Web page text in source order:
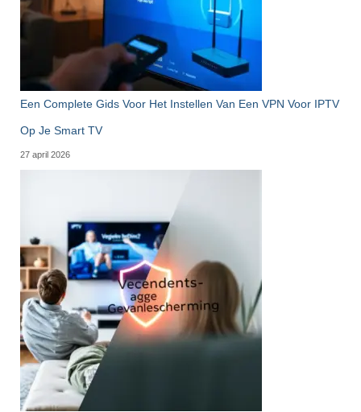
Een Complete Gids Voor Het Instellen Van Een VPN Voor IPTV
Op Je Smart TV
27 april 2026